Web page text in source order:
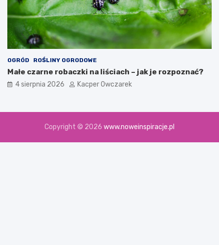
OGRÓD ROŚLINY OGRODOWE
Małe czarne robaczki na liściach – jak je rozpoznać?
4 sierpnia 2026 Kacper Owczarek
Copyright © 2026 www.noweinspiracje.pl